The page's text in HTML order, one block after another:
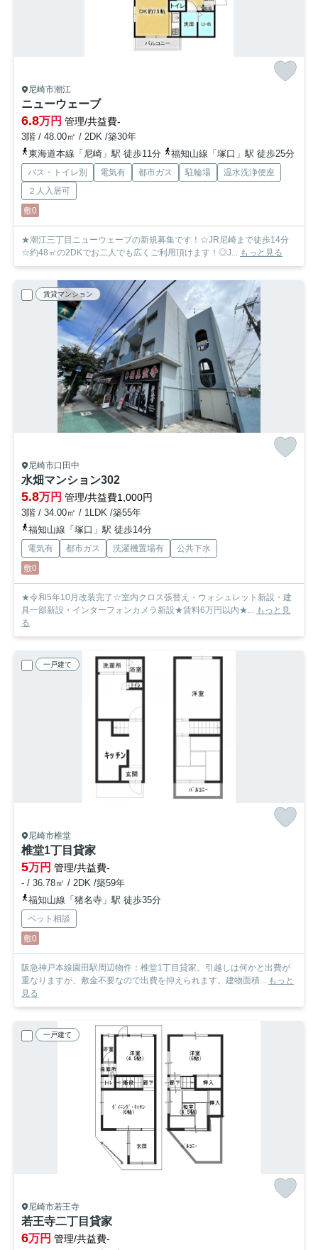
尼崎市潮江
ニューウェーブ
6.8万円 管理/共益費-
3階 / 48.00㎡ / 2DK /築30年
東海道本線「尼崎」駅 徒歩11分
福知山線「塚口」駅 徒歩25分
バス・トイレ別 電気有 都市ガス 駐輪場
温水洗浄便座
２人入居可
敷0
★潮江三丁目ニューウェーブの新規募集です！☆JR尼崎まで徒歩14分
☆約48㎡の2DKでお二人でも広くご利用頂けます！◎J... もっと見る
賃貸マンション
尼崎市口田中
水畑マンション302
5.8万円 管理/共益費1,000円
3階 / 34.00㎡ / 1LDK /築55年
福知山線「塚口」駅 徒歩14分
電気有 都市ガス 洗濯機置場有
公共下水
敷0
★令和5年10月改装完了☆室内クロス張替え・ウォシュレット新設・建
具一部新設・インターフォンカメラ新設★賃料6万円以内★... もっと見
る
一戸建て
尼崎市椎堂
椎堂1丁目貸家
5万円 管理/共益費-
- / 36.78㎡ / 2DK /築59年
福知山線「猪名寺」駅 徒歩35分
ペット相談
敷0
阪急神戸本線園田駅周辺物件：椎堂1丁目貸家。引越しは何かと出費が
重なりますが、敷金不要なので出費を抑えられます。建物面積... もっと
見る
一戸建て
尼崎市若王寺
若王寺二丁目貸家
6万円 管理/共益費-